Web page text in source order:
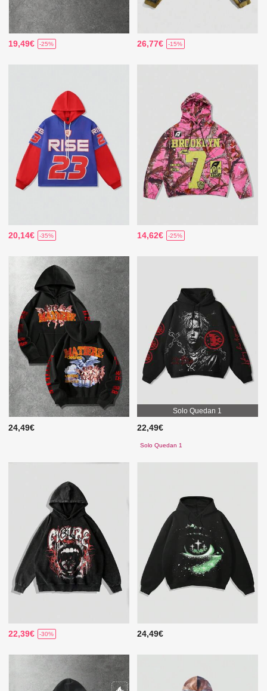
19,49€ -25% 26,77€ -15%
20,14€ -35% 14,62€ -25%
24,49€
Solo Quedan 1
22,49€
Solo Quedan 1
22,39€ -30% 24,49€